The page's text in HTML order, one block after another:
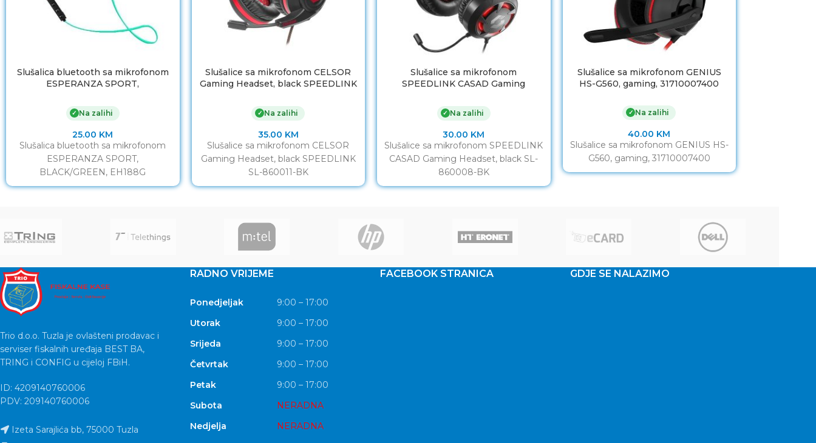
Slušalica bluetooth sa mikrofonom
ESPERANZA SPORT,
✓ Na zalihi
25.00 KM
Slušalica bluetooth sa mikrofonom
ESPERANZA SPORT,
BLACK/GREEN, EH188G
Slušalice sa mikrofonom CELSOR
Gaming Headset, black SPEEDLINK
✓ Na zalihi
35.00 KM
Slušalice sa mikrofonom CELSOR
Gaming Headset, black SPEEDLINK
SL-860011-BK
Slušalice sa mikrofonom
SPEEDLINK CASAD Gaming
✓ Na zalihi
30.00 KM
Slušalice sa mikrofonom SPEEDLINK
CASAD Gaming Headset, black SL-
860008-BK
Slušalice sa mikrofonom GENIUS
HS-G560, gaming, 31710007400
✓ Na zalihi
40.00 KM
Slušalice sa mikrofonom GENIUS HS-
G560, gaming, 31710007400
Trio d.o.o. Tuzla je ovlašteni prodavac i
serviser fiskalnih uređaja BEST BA,
TRING i CONFIG u cijeloj FBiH.
ID: 4209140760006
PDV: 209140760006
Izeta Sarajlića bb, 75000 Tuzla
RADNO VRIJEME
Ponedjeljak
9:00 – 17:00
Utorak
9:00 – 17:00
Srijeda
9:00 – 17:00
Četvrtak
9:00 – 17:00
Petak
9:00 – 17:00
Subota
NERADNA
Nedjelja
NERADNA
FACEBOOK STRANICA GDJE SE NALAZIMO